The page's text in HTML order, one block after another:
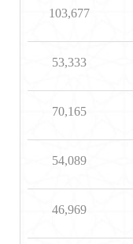
103,677
53,333
70,165
54,089
46,969